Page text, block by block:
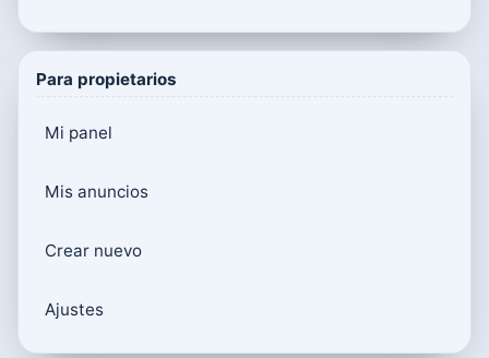
Para propietarios
Mi panel
Mis anuncios
Crear nuevo
Ajustes